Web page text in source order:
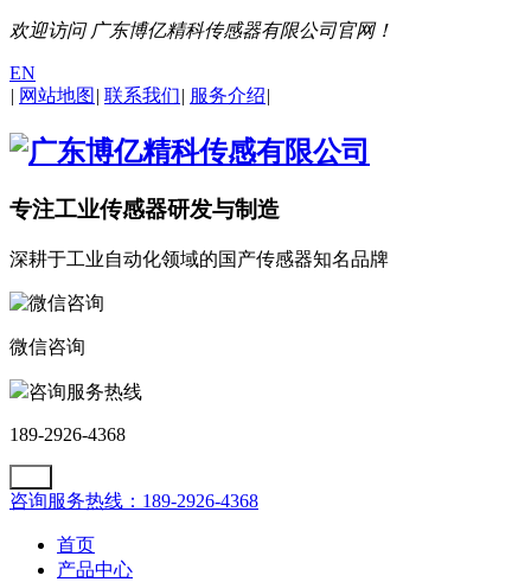
欢迎访问 广东博亿精科传感器有限公司官网！
EN
| 网站地图 | 联系我们| 服务介绍|
专注工业传感器研发与制造
深耕于工业自动化领域的国产传感器知名品牌
微信咨询
咨询服务热线
189-2926-4368
咨询服务热线：189-2926-4368
首页
产品中心